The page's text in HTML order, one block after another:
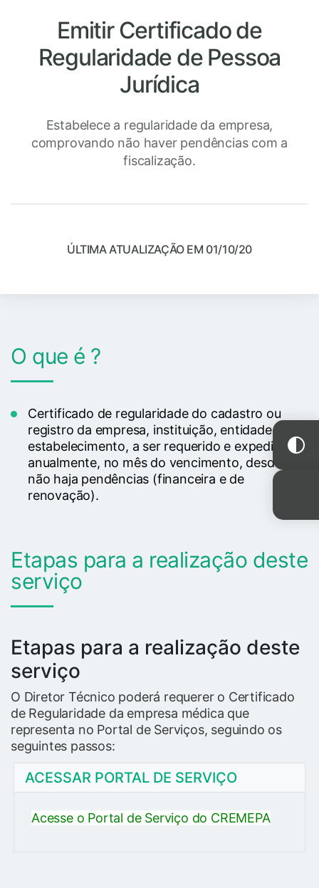
Emitir Certificado de
Regularidade de Pessoa
Jurídica
Estabelece a regularidade da empresa,
comprovando não haver pendências com a
fiscalização.
ÚLTIMA ATUALIZAÇÃO EM 01/10/20
O que é ?
Certificado de regularidade do cadastro ou
registro da empresa, instituição, entidade ou
estabelecimento, a ser requerido e expedido
anualmente, no mês do vencimento, desde que
não haja pendências (financeira e de
renovação).
Etapas para a realização deste
serviço
Etapas para a realização deste
serviço
O Diretor Técnico poderá requerer o Certificado
de Regularidade da empresa médica que
representa no Portal de Serviços, seguindo os
seguintes passos:
ACESSAR PORTAL DE SERVIÇO
Acesse o Portal de Serviço do CREMEPA